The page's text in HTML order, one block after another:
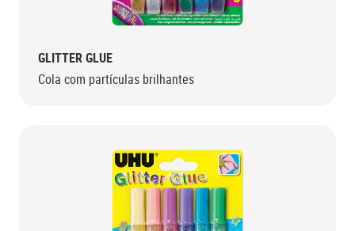
GLITTER GLUE
Cola com partículas brilhantes